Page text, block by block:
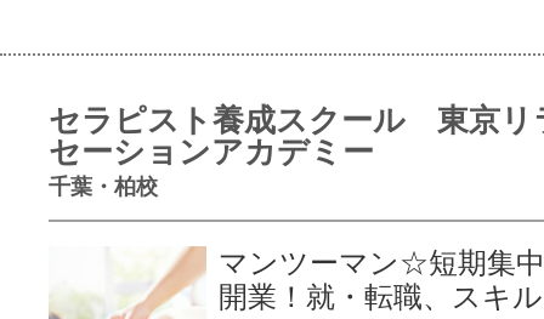
セラピスト養成スクール 東京リ
セーションアカデミー
千葉・柏校
マンツーマン☆短期集
開業！就・転職、スキ